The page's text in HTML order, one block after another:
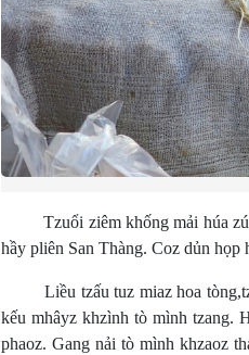
Tzuổi ziêm khống mải húa zúa
hầy pliên San Thàng. Coz dủn họp
Liều tzấu tuz miaz hoa tòng,tzụ
kếu mhâyz khzình tò mình tzang.
phaoz. Gang nải tò mình khzaoz